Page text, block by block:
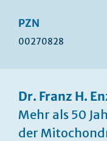
PZN
00270828
Dr. Franz H.
Mehr als 50
der